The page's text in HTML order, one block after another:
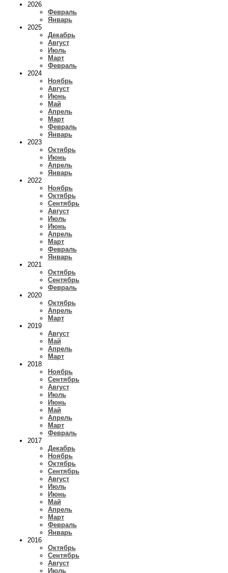
2026
Февраль
Январь
2025
Декабрь
Август
Июль
Март
Февраль
2024
Ноябрь
Август
Июнь
Май
Апрель
Март
Февраль
Январь
2023
Октябрь
Июнь
Апрель
Январь
2022
Ноябрь
Октябрь
Сентябрь
Август
Июль
Июнь
Апрель
Март
Февраль
Январь
2021
Октябрь
Сентябрь
Февраль
2020
Октябрь
Апрель
Март
2019
Август
Май
Апрель
Март
2018
Ноябрь
Сентябрь
Август
Июль
Июнь
Май
Апрель
Март
Февраль
2017
Декабрь
Ноябрь
Октябрь
Сентябрь
Август
Июль
Июнь
Май
Апрель
Март
Февраль
Январь
2016
Октябрь
Сентябрь
Август
Июль